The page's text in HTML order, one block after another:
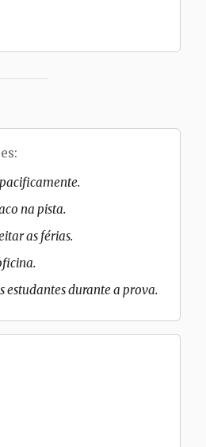
na pista.
as férias.
estudantes durante a prova.